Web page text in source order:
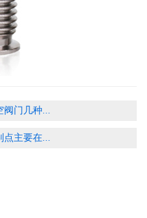
门几种...
主要在...